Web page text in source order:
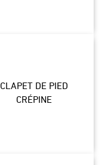
CLAPET DE PIED
CRÉPINE